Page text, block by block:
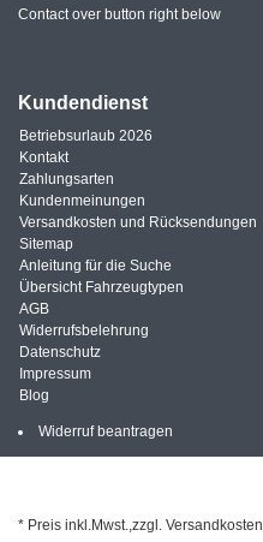
Contact over button right below
Kundendienst
Betriebsurlaub 2026
Kontakt
Zahlungsarten
Kundenmeinungen
Versandkosten und Rücksendungen
Sitemap
Anleitung für die Suche
Übersicht Fahrzeugtypen
AGB
Widerrufsbelehrung
Datenschutz
Impressum
Blog
Widerruf beantragen
* Preis inkl.Mwst.,zzgl. Versandkosten